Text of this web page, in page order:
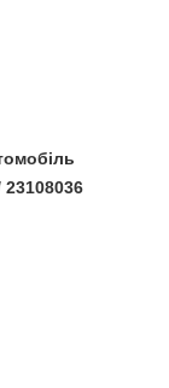
23108036